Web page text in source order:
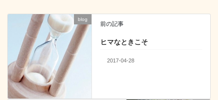
o
k
blog
前の記事
ヒマなときこそ
2017-04-28